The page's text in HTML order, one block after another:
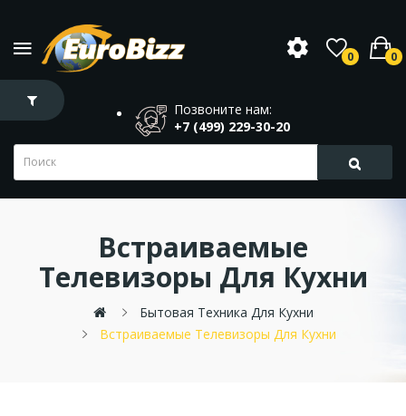
0 0
Позвоните нам:
+7 (499) 229-30-20
Встраиваемые
Телевизоры Для Кухни
Бытовая Техника Для Кухни
Встраиваемые Телевизоры Для Кухни